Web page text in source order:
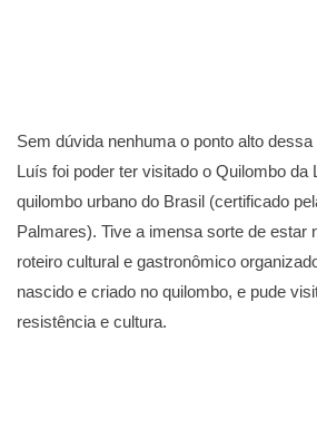
Sem dúvida nenhuma o ponto alto
Luís foi poder ter visitado o Quilombo da
quilombo urbano do Brasil (certificado
Palmares). Tive a imensa sorte de estar
roteiro cultural e gastronômico
nascido e criado no quilombo, e pude
resistência e cultura.